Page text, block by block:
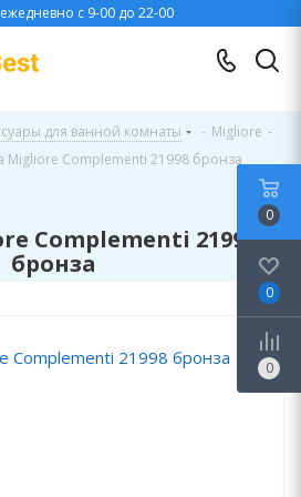
с 9-00 до 22-00
для ванной комнаты - Migliore -
Migliore Complementi 21998 бронза
Complementi 21998
бронза
0
0
0